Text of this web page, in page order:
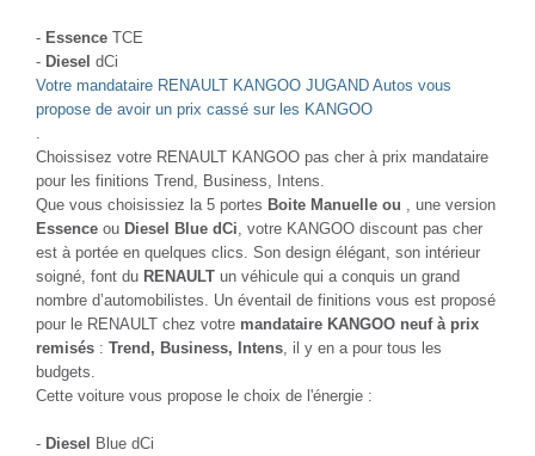
- Essence TCE
- Diesel dCi
Votre mandataire RENAULT KANGOO JUGAND Autos vous
propose de avoir un prix cassé sur les KANGOO
Choissisez votre RENAULT KANGOO pas cher à prix mandataire
pour les finitions Trend, Business, Intens.
Que vous choisissiez la 5 portes Boite Manuelle ou
, une version
Essence ou Diesel Blue dCi , votre KANGOO discount pas cher
est à portée en quelques clics. Son design élégant, son intérieur
soigné, font du RENAULT un véhicule qui a conquis un grand
nombre d’automobilistes. Un éventail de finitions vous est proposé
pour le RENAULT chez votre mandataire KANGOO neuf à prix
remisés : Trend, Business, Intens , il y en a pour tous les
budgets.
Cette voiture vous propose le choix de l'énergie :
- Diesel Blue dCi